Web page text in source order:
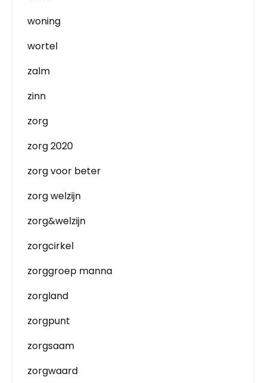
woning
wortel
zalm
zinn
zorg
zorg 2020
zorg voor beter
zorg welzijn
zorg&welzijn
zorgcirkel
zorggroep manna
zorgland
zorgpunt
zorgsaam
zorgwaard